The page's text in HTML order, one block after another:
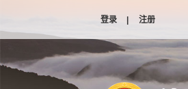
登录 | 注册